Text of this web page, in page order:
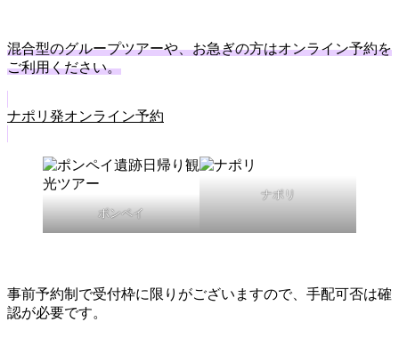
混合型のグループツアーや、お急ぎの方はオンライン予約を
ご利用ください。
ナポリ発オンライン予約
ポンペイ
ナポリ
事前予約制で受付枠に限りがございますので、手配可否は確
認が必要です。